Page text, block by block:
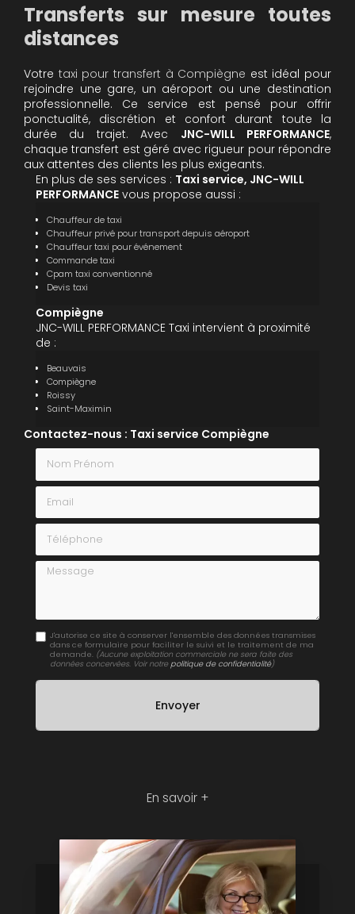
Transferts sur mesure toutes
distances
Votre taxi pour transfert à Compiègne est idéal pour
rejoindre une gare, un aéroport ou une destination
professionnelle. Ce service est pensé pour offrir
ponctualité, discrétion et confort durant toute la
durée du trajet. Avec JNC-WILL PERFORMANCE,
chaque transfert est géré avec rigueur pour répondre
aux attentes des clients les plus exigeants.
En plus de ses services : Taxi service, JNC-WILL
PERFORMANCE vous propose aussi :
Chauffeur de taxi
Chauffeur privé pour transport depuis aéroport
Chauffeur taxi pour événement
Commande taxi
Cpam taxi conventionné
Devis taxi
Compiègne
JNC-WILL PERFORMANCE Taxi intervient à proximité
de :
Beauvais
Compiègne
Roissy
Saint-Maximin
Contactez-nous : Taxi service Compiègne
Nom Prénom
Email
Téléphone
Message
J'autorise ce site à conserver l'ensemble des données transmises
dans ce formulaire pour faciliter le suivi et le traitement de ma
demande. (Aucune exploitation commerciale ne sera faite des
données concervées. Voir notre politique de confidentialité)
En savoir +